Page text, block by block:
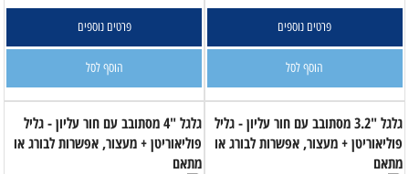
פרטים נוספים
הוסף לסל
פרטים נוספים
הוסף לסל
גלגל "3.2 מסתובב עם חור עליון - גליל
פוליאוריטן + מעצור, אפשרות לבורג או
מתאם
גלגל "4 מסתובב עם חור עליון - גליל
פוליאוריטן + מעצור, אפשרות לבורג או
מתאם